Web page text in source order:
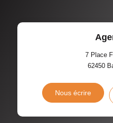
7 Place
62450
Nous écrire